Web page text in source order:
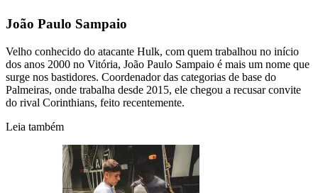
João Paulo Sampaio
Velho conhecido do atacante Hulk, com quem trabalhou no início
dos anos 2000 no Vitória, João Paulo Sampaio é mais um nome que
surge nos bastidores. Coordenador das categorias de base do
Palmeiras, onde trabalha desde 2015, ele chegou a recusar convite
do rival Corinthians, feito recentemente.
Leia também